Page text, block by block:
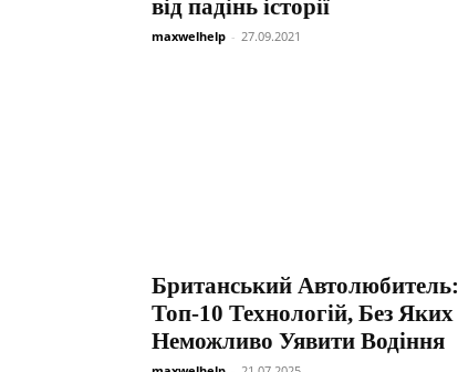
від падінь історії
maxwelhelp - 27.09.2021
Британський Автолюбитель:
Топ-10 Технологій, Без Яких
Неможливо Уявити Водіння